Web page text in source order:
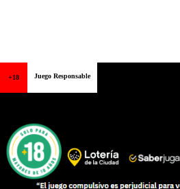
+18 Juego Responsable